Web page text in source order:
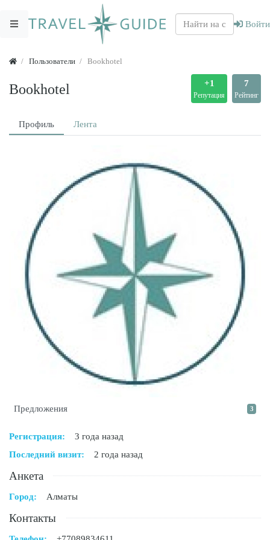
Войти
Пользователи Bookhotel
Bookhotel +1
Репутация
7
Рейтинг
Профиль Лента
Предложения 3
Регистрация:
3 года назад
Последний визит:
2 года назад
Анкета
Город: Алматы
Контакты